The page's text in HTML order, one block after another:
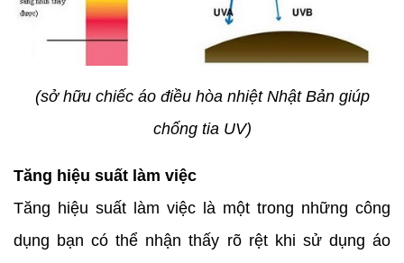
(sở hữu chiếc áo điều hòa nhiệt Nhật Bản giúp
chống tia UV)
Tăng hiệu suất làm việc
Tăng hiệu suất làm việc là một trong những công
dụng bạn có thể nhận thấy rõ rệt khi sử dụng áo